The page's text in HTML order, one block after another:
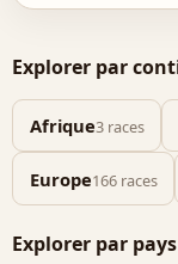
Explorer par
Afrique3 races
Europe166 races
Explorer par pays